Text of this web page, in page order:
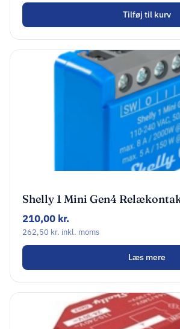
Tilføj til kurv
Shelly 1 Mini Gen4
210,00 kr.
262,50 kr. inkl. moms
Læs mere